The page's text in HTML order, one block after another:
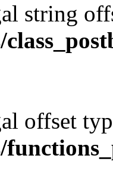
string
offset